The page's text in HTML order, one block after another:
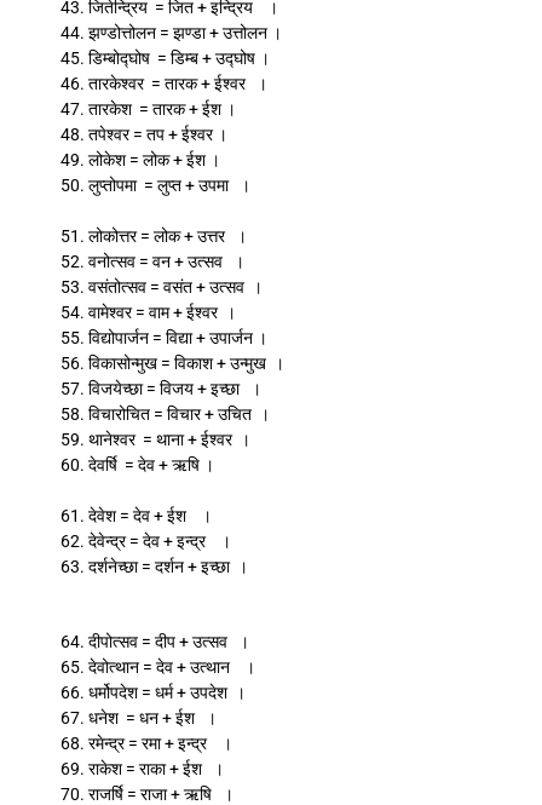
43. जितेन्द्रिय = जित + इन्द्रिय ।
44. झण्डोत्तोलन = झण्डा + उत्तोलन ।
45. डिम्बोद्घोष = डिम्ब + उद्घोष ।
46. तारकेश्वर = तारक + ईश्वर ।
47. तारकेश = तारक + ईश ।
48. तपेश्वर = तप + ईश्वर ।
49. लोकेश = लोक + ईश ।
50. लुप्तोपमा = लुप्त + उपमा ।
51. लोकोत्तर = लोक + उत्तर ।
52. वनोत्सव = वन + उत्सव ।
53. वसंतोत्सव = वसंत + उत्सव ।
54. वामेश्वर = वाम + ईश्वर ।
55. विद्योपार्जन = विद्या + उपार्जन ।
56. विकासोन्मुख = विकाश + उन्मुख ।
57. विजयेच्छा = विजय + इच्छा ।
58. विचारोचित = विचार + उचित ।
59. थानेश्वर = थाना + ईश्वर ।
60. देवर्षि = देव + ऋषि ।
61. देवेश = देव + ईश ।
62. देवेन्द्र = देव + इन्द्र ।
63. दर्शनेच्छा = दर्शन + इच्छा ।
64. दीपोत्सव = दीप + उत्सव ।
65. देवोत्थान = देव + उत्थान ।
66. धर्मोपदेश = धर्म + उपदेश ।
67. धनेश = धन + ईश ।
68. रमेन्द्र = रमा + इन्द्र ।
69. राकेश = राका + ईश ।
70. राजर्षि = राजा + ऋषि ।